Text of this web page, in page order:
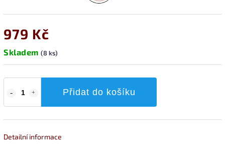
979 Kč
Skladem (8 ks)
Přidat do košíku
Detailní informace